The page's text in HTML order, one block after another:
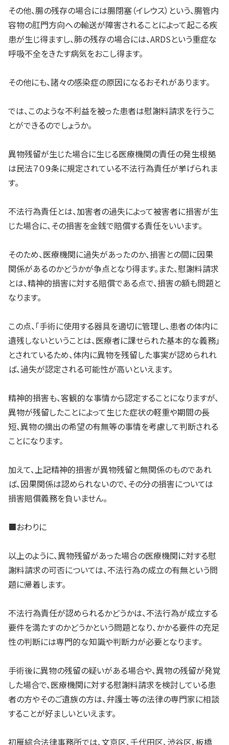
その他、腸の残存の場合には腸閉塞（イレウス）という、腸管内
容物の肛門方向への輸送が障害されることによって起こる疾
患が生じ得ますし、肺の残存の場合には、ARDSという重症な
呼吸不全をきたす病気をおこし得ます。
その他にも、諸々の感染症の原因になるおそれがあります。
では、このような不利益を被った患者は慰謝料請求を行うこ
とができるのでしょうか。
異物残留が生じた場合に生じる医療機関の責任の発生根拠
は民法７０９条に規定されている不法行為責任が挙げられま
す。
不法行為責任とは、加害者の過失によって被害者に損害が生
じた場合に、その損害を金銭で賠償する責任をいいます。
そのため、医療機関に過失があったのか、損害との間に因果
関係があるのかどうかが争点となり得ます。また、慰謝料請求
とは、精神的損害に対する賠償である点で、損害の額も問題と
なります。
この点、「手術に使用する器具を適切に管理し、患者の体内に
遺残しないということは、医療者に課せられた基本的な義務」
とされているため、体内に異物を残留した事実が認められれ
ば、過失が認定される可能性が高いといえます。
精神的損害も、客観的な事情から認定することになりますが、
異物が残留したことによって生じた症状の軽重や期間の長
短、異物の摘出の希望の有無等の事情を考慮して判断される
ことになります。
加えて、上記精神的損害が異物残留と無関係のものであれ
ば、因果関係は認められないので、その分の損害については
損害賠償義務を負いません。
■おわりに
以上のように、異物残留があった場合の医療機関に対する慰
謝料請求の可否については、不法行為の成立の有無という問
題に帰着します。
不法行為責任が認められるかどうかは、不法行為が成立する
要件を満たすのかどうかという問題となり、かかる要件の充足
性の判断には専門的な知識や判断力が必要となります。
手術後に異物の残留の疑いがある場合や、異物の残留が発覚
した場合で、医療機関に対する慰謝料請求を検討している患
者の方やそのご遺族の方は、弁護士等の法律の専門家に相談
することが好ましいといえます。
初雁綜合法律事務所では、文京区、千代田区、渋谷区、板橋